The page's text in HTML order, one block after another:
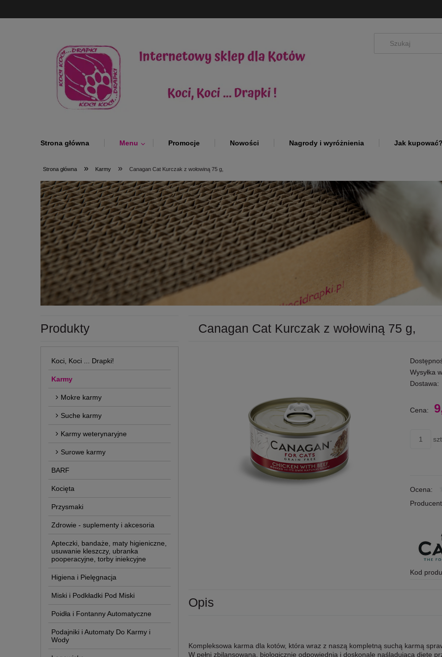
Strona główna Menu Promocje Nowości Nagrody i wyróżnienia Jak kupować?
Strona główna » Karmy » Canagan Cat Kurczak z wołowiną 75 g,
Produkty
Koci, Koci ... Drapki!
Karmy
Mokre karmy
Suche karmy
Karmy weterynaryjne
Surowe karmy
BARF
Kocięta
Przysmaki
Zdrowie - suplementy i akcesoria
Apteczki, bandaże, maty higieniczne,
usuwanie kleszczy, ubranka
pooperacyjne, torby iniekcyjne
Higiena i Pielęgnacja
Miski i Podkładki Pod Miski
Poidła i Fontanny Automatyczne
Podajniki i Automaty Do Karmy i
Wody
Canagan Cat Kurczak z wołowiną 75 g,
Wysyłka
Dostawa:
Cena:
Ocena:
Kod
Opis
Kompleksowa karma dla kotów, która wraz z naszą kompletną suchą karmą
W pełni zbilansowana, biologicznie odpowiednia i doskonale naśladująca dietę